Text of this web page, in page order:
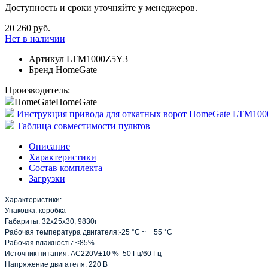
Доступность и сроки уточняйте у менеджеров.
20 260 руб.
Нет в наличии
Артикул LTM1000Z5Y3
Бренд HomeGate
Производитель:
HomeGateHomeGate
Инструкция привода для откатных ворот HomeGate
Таблица совместимости пультов
Описание
Характеристики
Состав комплекта
Загрузки
Характеристики:
Упаковка: коробка
Габариты: 32х25х30, 9830г
Рабочая температура двигателя:-25 °C ~ + 55 °C
Рабочая влажность: ≤85%
Источник питания: AC220V±10 % 50 Гц/60 Гц
Напряжение двигателя: 220 В